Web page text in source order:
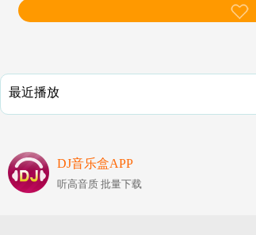
最近播放
DJ音乐盒APP
听高音质 批量下载